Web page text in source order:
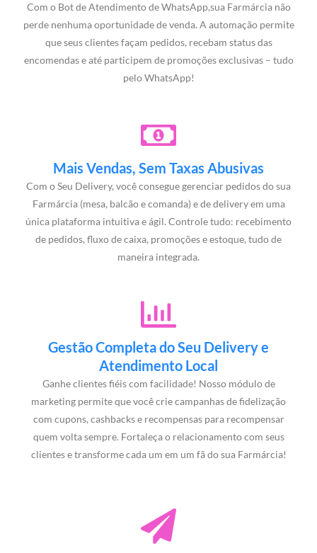
Com o Bot de Atendimento de WhatsApp,sua Farmárcia não
perde nenhuma oportunidade de venda. A automação permite
que seus clientes façam pedidos, recebam status das
encomendas e até participem de promoções exclusivas – tudo
pelo WhatsApp!
Mais Vendas, Sem Taxas Abusivas
Com o Seu Delivery, você consegue gerenciar pedidos do sua
Farmárcia (mesa, balcão e comanda) e de delivery em uma
única plataforma intuitiva e ágil. Controle tudo: recebimento
de pedidos, fluxo de caixa, promoções e estoque, tudo de
maneira integrada.
Gestão Completa do Seu Delivery e
Atendimento Local
Ganhe clientes fiéis com facilidade! Nosso módulo de
marketing permite que você crie campanhas de fidelização
com cupons, cashbacks e recompensas para recompensar
quem volta sempre. Fortaleça o relacionamento com seus
clientes e transforme cada um em um fã do sua Farmárcia!